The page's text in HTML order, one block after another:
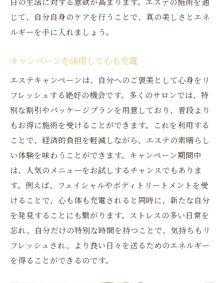
じて、自分自身のケアを行うことで、真の美しさとエネ
ルギーを手に入れましょう。
キャンペーンを活用して心も充電
エステキャンペーンは、自分へのご褒美として心身をリ
フレッシュする絶好の機会です。多くのサロンでは、特
別な割引やパッケージプランを用意しており、普段より
もお得に施術を受けることができます。これを利用する
ことで、経済的負担を軽減しながら、エステの素晴らし
い体験を味わうことができます。キャンペーン期間中
は、人気のメニューをお試しするチャンスでもありま
す。例えば、フェイシャルやボディトリートメントを受
けることで、心も体も充電されると同時に、新たな自分
を発見することにも繋がります。ストレスの多い日常を
忘れ、自分だけの特別な時間を持つことで、気持ちもリ
フレッシュされ、より良い日々を送るためのエネルギー
を得ることができるのです。